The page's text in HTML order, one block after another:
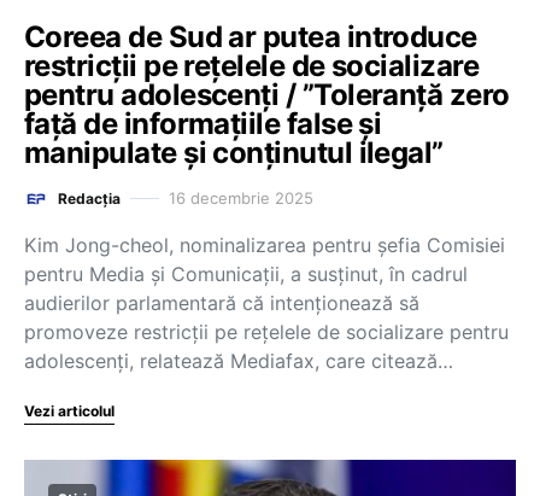
Coreea de Sud ar putea introduce
restricții pe rețelele de socializare
pentru adolescenți / ”Toleranță zero
față de informațiile false și
manipulate și conținutul ilegal”
Redacția 16 decembrie 2025
Kim Jong-cheol, nominalizarea pentru șefia Comisiei
pentru Media și Comunicații, a susținut, în cadrul
audierilor parlamentară că intenționează să
promoveze restricții pe rețelele de socializare pentru
adolescenți, relatează Mediafax, care citează…
Vezi articolul